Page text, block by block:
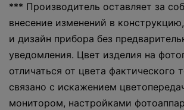
*** Производитель оставляет за
внесение изменений в
и дизайн прибора без
уведомления. Цвет изделия на
отличаться от цвета фактического
связано с искажением
монитором, настройками